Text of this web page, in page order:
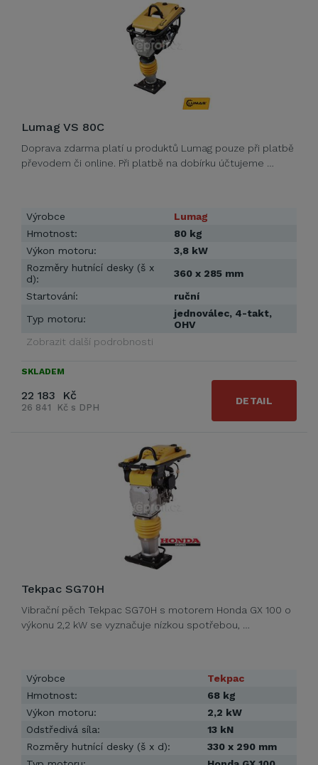
Lumag VS 80C
Doprava zdarma platí u produktů Lumag pouze při platbě
převodem či online. Při platbě na dobírku účtujeme …
Výrobce
Lumag
Hmotnost:
80 kg
Výkon motoru:
3,8 kW
Rozměry hutnící desky (š x
d):
360 x 285 mm
Startování:
ruční
Typ motoru:
jednoválec, 4-takt,
OHV
Zobrazit další podrobnosti
SKLADEM
22 183 Kč
26 841 Kč s DPH
DETAIL
Tekpac SG70H
Vibrační pěch Tekpac SG70H s motorem Honda GX 100 o
výkonu 2,2 kW se vyznačuje nízkou spotřebou, …
Výrobce
Tekpac
Hmotnost:
68 kg
Výkon motoru:
2,2 kW
Odstředivá síla:
13 kN
Rozměry hutnící desky (š x d):
330 x 290 mm